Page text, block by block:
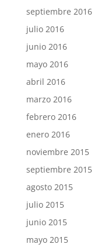
septiembre 2016
julio 2016
junio 2016
mayo 2016
abril 2016
marzo 2016
febrero 2016
enero 2016
noviembre 2015
septiembre 2015
agosto 2015
julio 2015
junio 2015
mayo 2015